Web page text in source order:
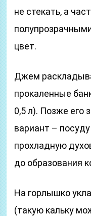
не стекать, а
цвет.
Джем
прокаленные
0,5 л). Позже его
вариант –
прохладную
до образования
На горлышко
(такую кальку